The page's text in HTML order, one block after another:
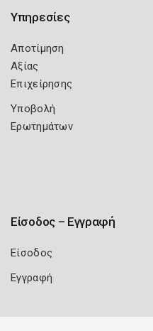
Υπηρεσίες
Αποτίμηση
Αξίας
Επιχείρησης
Υποβολή
Ερωτημάτων
Είσοδος – Εγγραφή
Είσοδος
Εγγραφή